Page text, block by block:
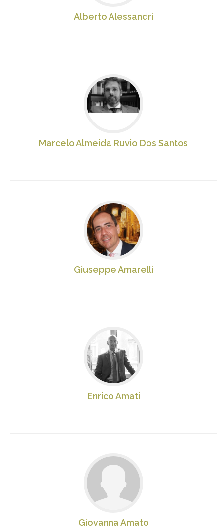
Alberto Alessandri
Marcelo Almeida Ruvio Dos Santos
Giuseppe Amarelli
Enrico Amati
Giovanna Amato